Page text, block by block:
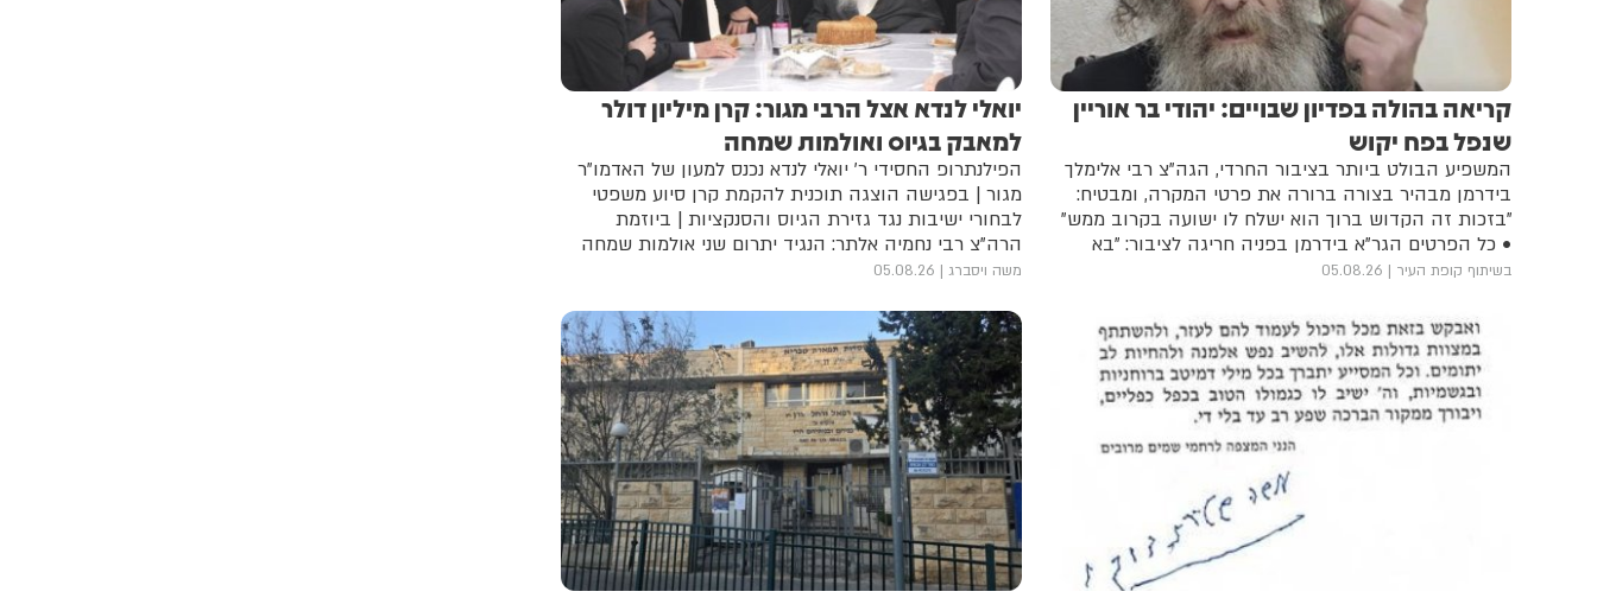
קריאה בהולה בפדיון שבויים: יהודי בר אוריין
שנפל בפח יקוש
המשפיע הבולט ביותר בציבור החרדי, הגה"צ רבי אלימלך
בידרמן מבהיר בצורה ברורה את פרטי המקרה, ומבטיח:
"בזכות זה הקדוש ברוך הוא ישלח לו ישועה בקרוב ממש"
• כל הפרטים הגר"א בידרמן בפניה חריגה לציבור: "בא
לידינו מקרה נורא של פדיון שבויים".
בשיתוף קופת העיר 05.08.26
יואלי לנדא אצל הרבי מגור: קרן מיליון דולר
למאבק בגיוס ואולמות שמחה
הפילנתרופ החסידי ר' יואלי לנדא נכנס למעון של האדמו"ר
מגור | בפגישה הוצגה תוכנית להקמת קרן סיוע משפטי
לבחורי ישיבות נגד גזירת הגיוס והסנקציות | ביוזמת
הרה"צ רבי נחמיה אלתר: הנגיד יתרום שני אולמות שמחה
לחסידים בירושלים ובערד
משה ויסברג 05.08.26